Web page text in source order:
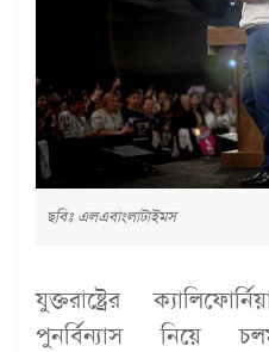
ছবিঃ এলএবাংলাটাইমস
যুক্তরাষ্ট্রের
পুনর্বিন্যাস নিয়ে